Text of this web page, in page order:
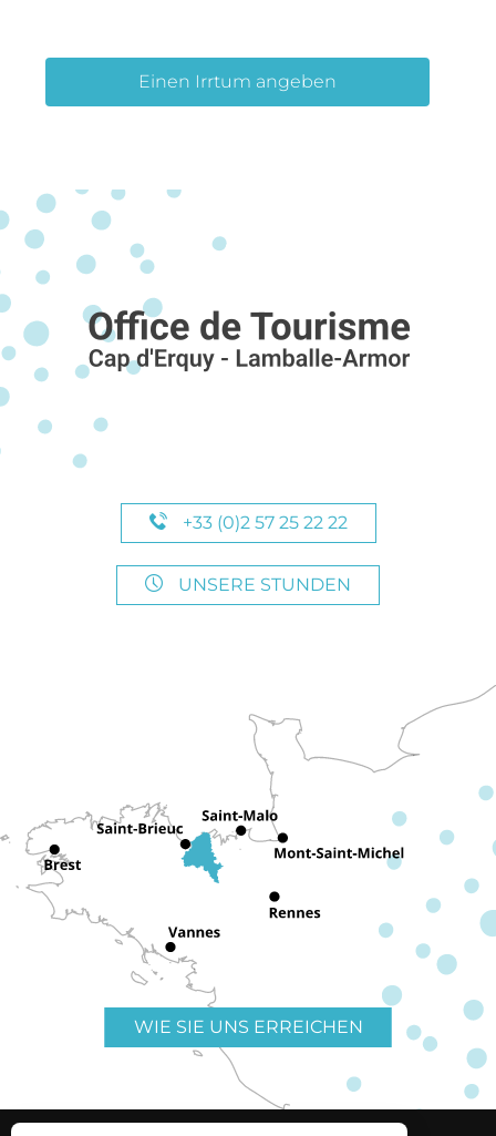
Einen Irrtum angeben
+33 (0)2 57 25 22 22
UNSERE STUNDEN
WIE SIE UNS ERREICHEN